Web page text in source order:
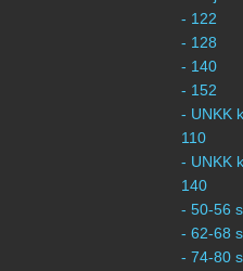
- 122
- 128
- 140
- 152
- UNKK
110
- UNKK
140
- 50-56
- 62-68
- 74-80